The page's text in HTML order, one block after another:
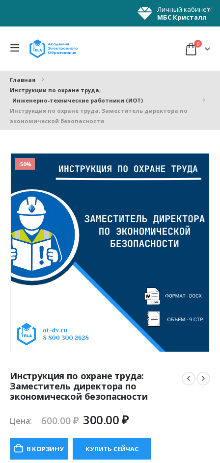
Личный кабинет
МБС Кристалл
0
Главная
Инструкции по охране труда,
Инженерно-технические работники (ИОТ)
Инструкция по охране труда: Заместитель директора по
экономической безопасности
-50%
Инструкция по охране труда:
Заместитель директора по
экономической безопасности
Цена: 600.00₽ Первоначальная
составляла
600.00 ₽.
300.00₽Текущая
300.00 ₽.
В КОРЗИНУ КУПИТЬ СЕЙЧАС